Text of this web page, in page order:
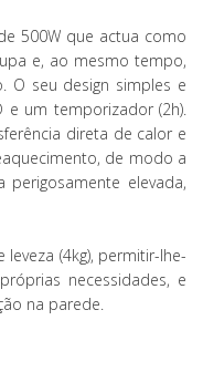
500W que actua como
e, ao mesmo tempo,
O seu design simples e
e um temporizador (2h).
direta de calor e
de modo a
elevada,
leveza (4kg), permitir-lhe-
necessidades, e
na parede.